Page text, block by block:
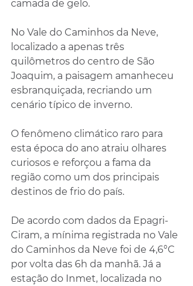
camada de gelo.
No Vale do Caminhos da Neve,
localizado a apenas três
quilômetros do centro de São
Joaquim, a paisagem amanheceu
esbranquiçada, recriando um
cenário típico de inverno.
O fenômeno climático raro para
esta época do ano atraiu olhares
curiosos e reforçou a fama da
região como um dos principais
destinos de frio do país.
De acordo com dados da Epagri-
Ciram, a mínima registrada no Vale
do Caminhos da Neve foi de 4,6°C
por volta das 6h da manhã. Já a
estação do Inmet, localizada no